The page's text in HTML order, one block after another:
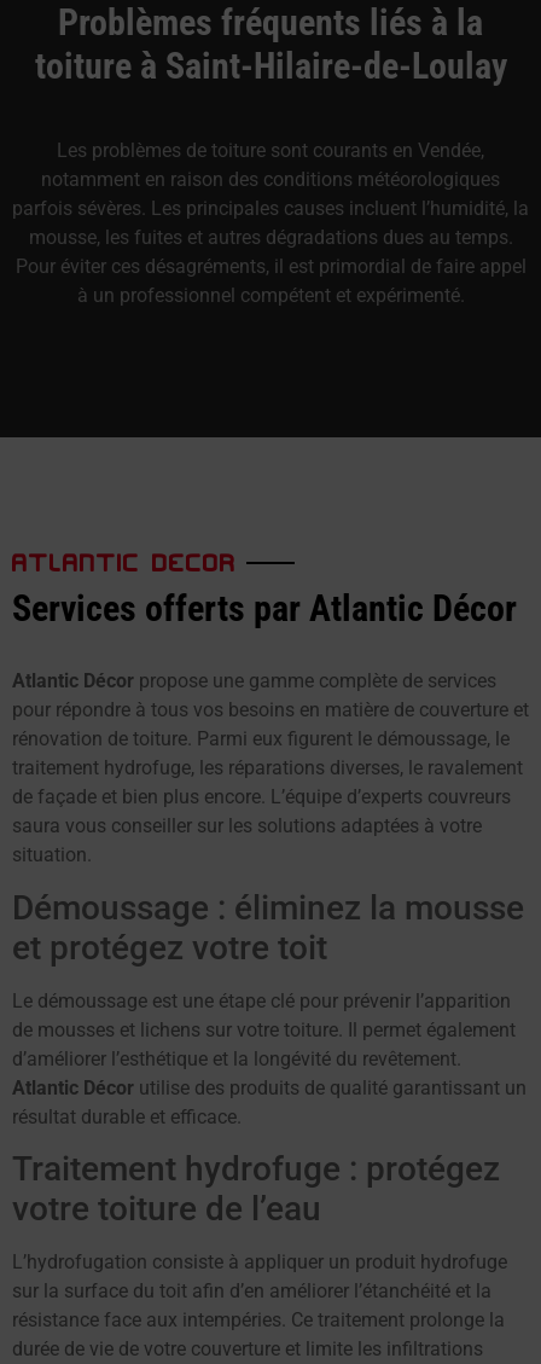
Problèmes fréquents liés à la
toiture à Saint-Hilaire-de-Loulay
Les problèmes de toiture sont courants en Vendée,
notamment en raison des conditions météorologiques
parfois sévères. Les principales causes incluent l’humidité, la
mousse, les fuites et autres dégradations dues au temps.
Pour éviter ces désagréments, il est primordial de faire appel
à un professionnel compétent et expérimenté.
ATLANTIC DECOR
Services offerts par Atlantic Décor
Atlantic Décor propose une gamme complète de services
pour répondre à tous vos besoins en matière de couverture et
rénovation de toiture. Parmi eux figurent le démoussage, le
traitement hydrofuge, les réparations diverses, le ravalement
de façade et bien plus encore. L’équipe d’experts couvreurs
saura vous conseiller sur les solutions adaptées à votre
situation.
Démoussage : éliminez la mousse
et protégez votre toit
Le démoussage est une étape clé pour prévenir l’apparition
de mousses et lichens sur votre toiture. Il permet également
d’améliorer l’esthétique et la longévité du revêtement.
Atlantic Décor utilise des produits de qualité garantissant un
résultat durable et efficace.
Traitement hydrofuge : protégez
votre toiture de l’eau
L’hydrofugation consiste à appliquer un produit hydrofuge
sur la surface du toit afin d’en améliorer l’étanchéité et la
résistance face aux intempéries. Ce traitement prolonge la
durée de vie de votre couverture et limite les infiltrations